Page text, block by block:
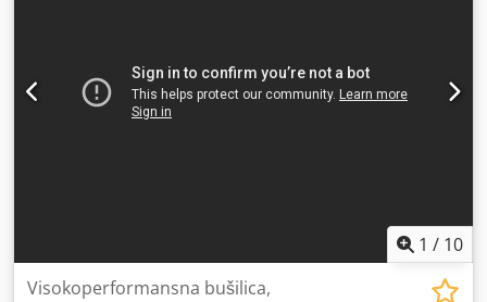
1 / 10
Visokoperformansna bušilica,